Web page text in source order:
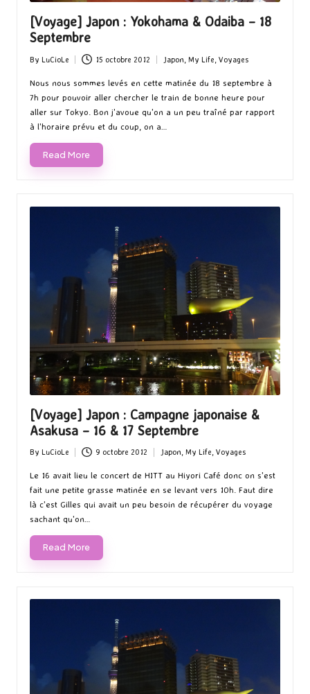
[Voyage] Japon : Yokohama & Odaiba – 18
Septembre
Posted
by
By LuCioLe 15 octobre 2012
Posted
Japon, My Life, Voyages
Nous nous sommes levés en cette matinée du 18 septembre à
7h pour pouvoir aller chercher le train de bonne heure pour
aller sur Tokyo. Bon j'avoue qu'on a un peu traîné par rapport
à l'horaire prévu et du coup, on a…
Read More
[Voyage] Japon : Campagne japonaise &
Asakusa – 16 & 17 Septembre
Posted
by
By LuCioLe 9 octobre 2012
Posted
in
Japon, My Life, Voyages
Le 16 avait lieu le concert de HITT au Hiyori Café donc on s'est
fait une petite grasse matinée en se levant vers 10h. Faut dire
là c'est Gilles qui avait un peu besoin de récupérer du voyage
sachant qu'on…
Read More